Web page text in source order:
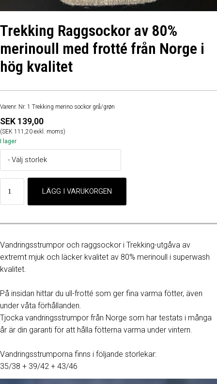
Trekking Raggsockor av 80%
merinoull med frotté från Norge i
hög kvalitet
Varenr. Nr. 1 Trekking merino sockor grå/grøn
SEK 139,00
(SEK 111,20 exkl. moms)
I lager
Vandringsstrumpor och raggsockor i Trekking-utgåva av
extremt mjuk och läcker kvalitet av 80% merinoull i superwash
kvalitet.
På insidan hittar du ull-frotté som ger fina varma fötter, även
under våta förhållanden.
Tjocka vandringsstrumpor från Norge som har testats i många
år är din garanti för att hålla fötterna varma under vintern.
Vandringsstrumporna finns i följande storlekar:
35/38 + 39/42 + 43/46